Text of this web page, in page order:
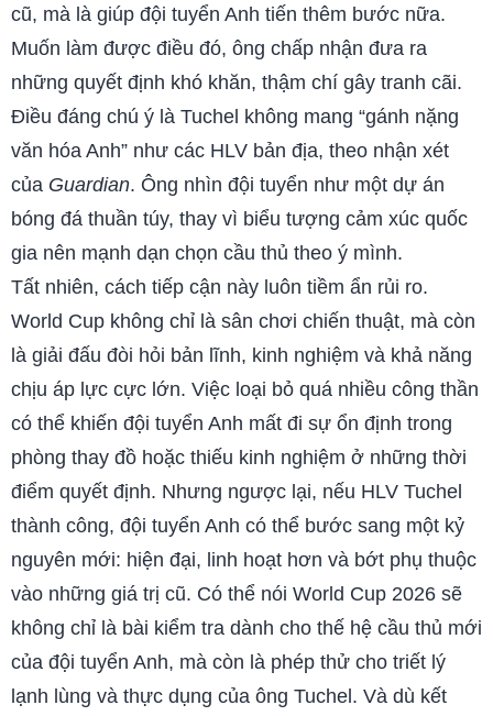
cũ, mà là giúp đội tuyển Anh tiến thêm bước nữa.
Muốn làm được điều đó, ông chấp nhận đưa ra
những quyết định khó khăn, thậm chí gây tranh cãi.
Điều đáng chú ý là Tuchel không mang “gánh nặng
văn hóa Anh” như các HLV bản địa, theo nhận xét
của Guardian. Ông nhìn đội tuyển như một dự án
bóng đá thuần túy, thay vì biểu tượng cảm xúc quốc
gia nên mạnh dạn chọn cầu thủ theo ý mình.
Tất nhiên, cách tiếp cận này luôn tiềm ẩn rủi ro.
World Cup không chỉ là sân chơi chiến thuật, mà còn
là giải đấu đòi hỏi bản lĩnh, kinh nghiệm và khả năng
chịu áp lực cực lớn. Việc loại bỏ quá nhiều công thần
có thể khiến đội tuyển Anh mất đi sự ổn định trong
phòng thay đồ hoặc thiếu kinh nghiệm ở những thời
điểm quyết định. Nhưng ngược lại, nếu HLV Tuchel
thành công, đội tuyển Anh có thể bước sang một kỷ
nguyên mới: hiện đại, linh hoạt hơn và bớt phụ thuộc
vào những giá trị cũ. Có thể nói World Cup 2026 sẽ
không chỉ là bài kiểm tra dành cho thế hệ cầu thủ mới
của đội tuyển Anh, mà còn là phép thử cho triết lý
lạnh lùng và thực dụng của ông Tuchel. Và dù kết